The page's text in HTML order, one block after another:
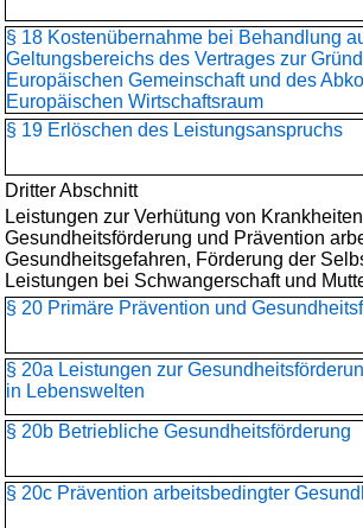
§ 18 Kostenübernahme bei Behandlung
Geltungsbereichs des Vertrages zur
Europäischen Gemeinschaft und des
Europäischen Wirtschaftsraum
§ 19 Erlöschen des Leistungsanspruchs
Dritter Abschnitt
Leistungen zur Verhütung von
Gesundheitsförderung und Prävention
Gesundheitsgefahren, Förderung der
Leistungen bei Schwangerschaft und
§ 20 Primäre Prävention und
§ 20a Leistungen zur
in Lebenswelten
§ 20b Betriebliche Gesundheitsförderung
§ 20c Prävention arbeitsbedingter